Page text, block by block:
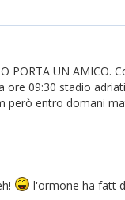
PORTA UN
ore 09:30 stadio
però entro domani
l'ormone ha fatt